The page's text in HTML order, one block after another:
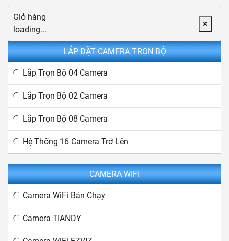
×
Giỏ hàng
loading...
LẮP ĐẶT CAMERA TRỌN BỘ
Lắp Trọn Bộ 04 Camera
Lắp Trọn Bộ 02 Camera
Lắp Trọn Bộ 08 Camera
Hệ Thống 16 Camera Trở Lên
CAMERA WIFI
Camera WiFi Bán Chạy
Camera TIANDY